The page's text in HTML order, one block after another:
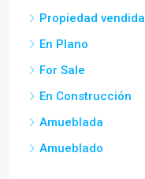
Propiedad vendida
En Plano
For Sale
En Construcción
Amueblada
Amueblado